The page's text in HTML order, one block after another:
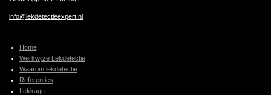
info@lekdetectieexpert.nl
Home
Werkwijze Lekdetectie
Waarom lekdetectie
Referenties
Lekkage